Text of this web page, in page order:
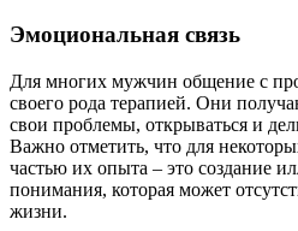
Эмоциональная связь
Для многих мужчин общение с
своего рода терапией. Они
свои проблемы, открываться и
Важно отметить, что для
частью их опыта – это создание
понимания, которая может
жизни.